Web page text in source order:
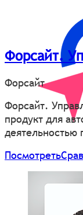
Форсайт.
Форсайт
Форсайт.
продукт для
деятельностью
Посмотреть